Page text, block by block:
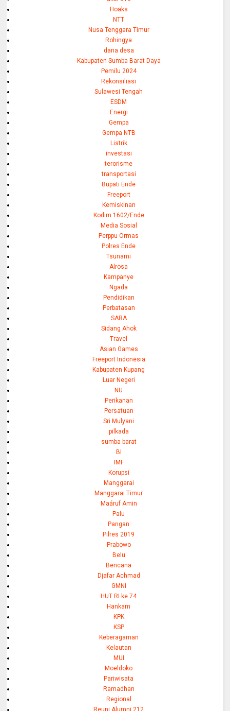
Hoaks
NTT
Nusa Tenggara Timur
Rohingya
dana desa
Kabupaten Sumba Barat Daya
Pemilu 2024
Rekonsiliasi
Sulawesi Tengah
ESDM
Energi
Gempa
Gempa NTB
Listrik
investasi
terorisme
transportasi
Bupati Ende
Freeport
Kemiskinan
Kodim 1602/Ende
Media Sosial
Perppu Ormas
Polres Ende
Tsunami
Alrosa
Kampanye
Ngada
Pendidikan
Perbatasan
SARA
Sidang Ahok
Travel
Asian Games
Freeport Indonesia
Kabupaten Kupang
Luar Negeri
NU
Perikanan
Persatuan
Sri Mulyani
pilkada
sumba barat
BI
IMF
Korupsi
Manggarai
Manggarai Timur
Maáruf Amin
Palu
Pangan
Pilres 2019
Prabowo
Belu
Bencana
Djafar Achmad
GMNI
HUT RI ke 74
Hankam
KPK
KSP
Keberagaman
Kelautan
MUI
Moeldoko
Pariwisata
Ramadhan
Regional